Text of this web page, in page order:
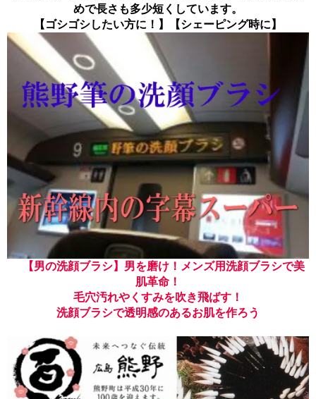
めで長さも多少短くしています。
【ゴシゴシしたい方に！】【シェーピング時に】
【男の洗顔ブラシ】男を磨け！メンズ用洗顔ブラシで美
肌革命！
毛穴汚れやくすみを吹き飛ばす！
洗顔ブラシで透明感のあるお肌を作ろう